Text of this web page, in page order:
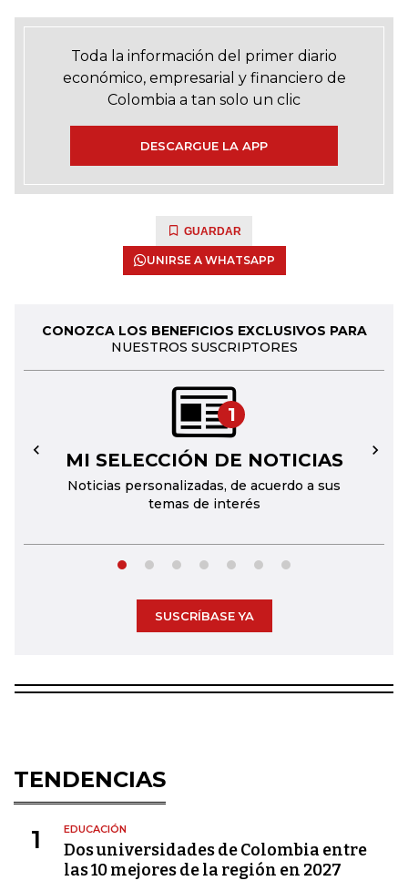
Toda la información del primer diario
económico, empresarial y financiero de
Colombia a tan solo un clic
DESCARGUE LA APP
GUARDAR
UNIRSE A WHATSAPP
CONOZCA LOS BENEFICIOS EXCLUSIVOS PARA
NUESTROS SUSCRIPTORES
1
MI SELECCIÓN DE NOTICIAS
Noticias personalizadas, de acuerdo a sus
temas de interés
← →
SUSCRÍBASE YA
TENDENCIAS
1 EDUCACIÓN
Dos universidades de Colombia entre
las 10 mejores de la región en 2027